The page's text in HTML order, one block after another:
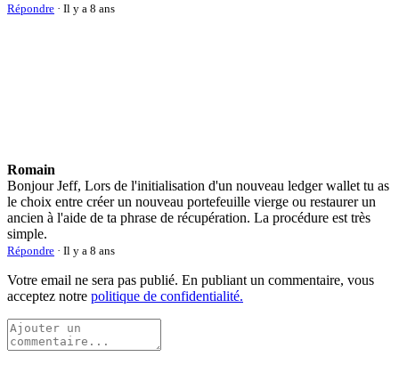
Répondre · Il y a 8 ans
Romain
Bonjour Jeff, Lors de l'initialisation d'un nouveau ledger wallet tu as
le choix entre créer un nouveau portefeuille vierge ou restaurer un
ancien à l'aide de ta phrase de récupération. La procédure est très
simple.
Répondre · Il y a 8 ans
Votre email ne sera pas publié. En publiant un commentaire, vous
acceptez notre politique de confidentialité.